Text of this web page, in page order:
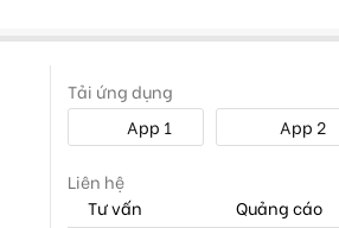
Tải ứng dụng
App 1
App 2
Liên hệ
Tư vấn
Quảng cáo